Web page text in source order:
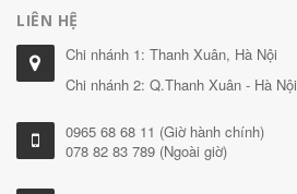
LIÊN HỆ
Chi nhánh 1: Thanh Xuân, Hà Nội
Chi nhánh 2: Q.Thanh Xuân - Hà Nội
0965 68 68 11 (Giờ hành chính)
078 82 83 789 (Ngoài giờ)